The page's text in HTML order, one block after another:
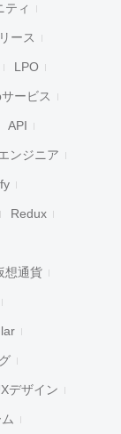
ティ
ース
LPO
ービス
API
ンジニア
Redux
想通貨
デザイン